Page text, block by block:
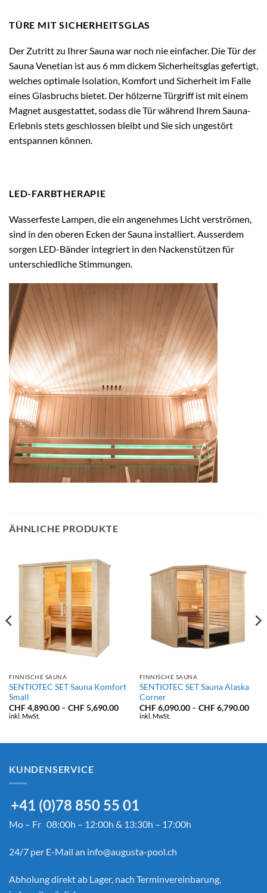
TÜRE MIT SICHERHEITSGLAS
Der Zutritt zu Ihrer Sauna war noch nie einfacher. Die Tür der
Sauna Venetian ist aus 6 mm dickem Sicherheitsglas gefertigt,
welches optimale Isolation, Komfort und Sicherheit im Falle
eines Glasbruchs bietet. Der hölzerne Türgriff ist mit einem
Magnet ausgestattet, sodass die Tür während Ihrem Sauna-
Erlebnis stets geschlossen bleibt und Sie sich ungestört
entspannen können.
LED-FARBTHERAPIE
Wasserfeste Lampen, die ein angenehmes Licht verströmen,
sind in den oberen Ecken der Sauna installiert. Ausserdem
sorgen LED-Bänder integriert in den Nackenstützen für
unterschiedliche Stimmungen.
ÄHNLICHE PRODUKTE
FINNISCHE SAUNA
SENTIOTEC SET Sauna Komfort
Small
CHF4,890.00 – CHF5,690.00Preisspanne:
CHF 4,890.00
inkl. MwSt.
FINNISCHE SAUNA
SENTIOTEC SET Sauna Alaska
Corner
CHF6,090.00 – CHF6,790.00
inkl. MwSt.
2,790.00
2,890.00
KUNDENSERVICE
+41 (0)78 850 55 01
Mo – Fr 08:00h – 12:00h & 13:30h – 17:00h
24/7 per E-Mail an info@augusta-pool.ch
Abholung direkt ab Lager, nach Terminvereinbarung,